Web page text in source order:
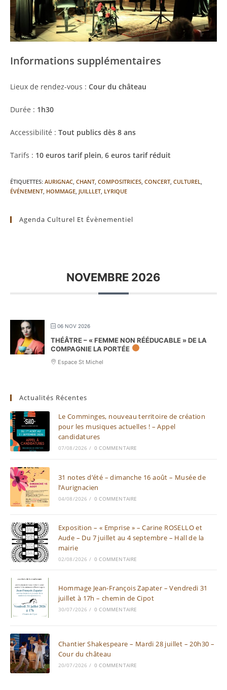
Informations supplémentaires
Lieux de rendez-vous : Cour du château
Durée : 1h30
Accessibilité : Tout publics dès 8 ans
Tarifs : 10 euros tarif plein, 6 euros tarif réduit
ÉTIQUETTES: AURIGNAC, CHANT, COMPOSITRICES, CONCERT, CULTUREL,
ÉVÉNEMENT, HOMMAGE, JUILLLET, LYRIQUE
Agenda Culturel Et Évènementiel
NOVEMBRE 2026
06 NOV 2026
THÉÂTRE – « FEMME NON RÉÉDUCABLE » DE LA
COMPAGNIE LA PORTÉE
Espace St Michel
Actualités Récentes
Le Comminges, nouveau territoire de création
pour les musiques actuelles ! – Appel
candidatures
07/08/2026 / 0 COMMENTAIRE
31 notes d’été – dimanche 16 août – Musée de
l’Aurignacien
04/08/2026 / 0 COMMENTAIRE
Exposition – « Emprise » – Carine ROSELLO et
Aude – Du 7 juillet au 4 septembre – Hall de la
mairie
02/08/2026 / 0 COMMENTAIRE
Hommage Jean-François Zapater – Vendredi 31
juillet à 17h – chemin de Cipot
30/07/2026 / 0 COMMENTAIRE
Chantier Shakespeare – Mardi 28 juillet – 20h30 –
Cour du château
20/07/2026 / 0 COMMENTAIRE